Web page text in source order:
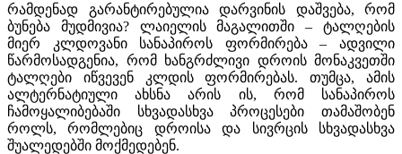
რამდენად გარანტირებულია დარვინის დაშვება, რომ
ბუნება მუდმივია? ლაიელის მაგალითში – ტალღების
მიერ კლდოვანი სანაპიროს ფორმირება – ადვილი
წარმოსადგენია, რომ ხანგრძლივი დროის მონაკვეთში
ტალღები იწვევენ კლდის ფორმირებას. თუმცა, ამის
ალტერნატიული ახსნა არის ის, რომ სანაპიროს
ჩამოყალიბებაში სხვადასხვა პროცესები თამაშობენ
როლს, რომლებიც დროისა და სივრცის სხვადასხვა
შუალედებში მოქმედებენ.